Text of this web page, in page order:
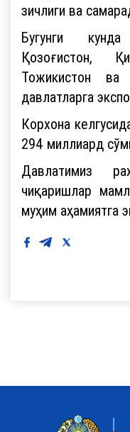
зичлиги ва
Бугунги
Қозоғистон,
Тожикистон
давлатларга
Корхона
294 миллиард
Давлатимиз
чиқаришлар
муҳим аҳамиятга